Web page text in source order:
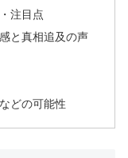
注目点
と真相追及の声
どの可能性